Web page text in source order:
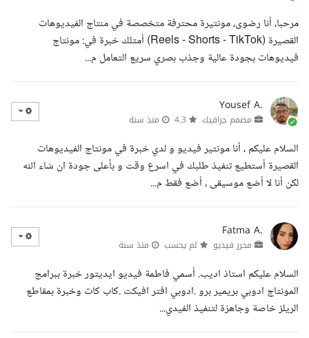
مرحبا، أنا رضوى، مونتيرة محترفة متخصصة في منتاج الفيديوهات
القصيرة (Reels - Shorts - TikTok) أمتلك خبرة في: مونتاج
فيديوهات بجودة عالية وجذب بصري سريع التعامل م...
Yousef A.
مصمم جرافيك منذ سنة
السلام عليكم ، أنا مونتير فيديو و لدي خبرة في مونتاج الفيديوهات
القصيرة أستطيع تنفيذ طلبك في اسرع وقت و بأعلى جودة ان شاء الله
لكن أنا لا أضع موسيقى ، أضع فقط م...
Fatma A.
محرر فيديو لم يحسب منذ سنة
السلام عليكم استاذ اديب. أسمي فاطمة فيديو ايديتور خبرة ببرامج
المونتاج ادوبي بريمير برو .ادوبي افتر افيكت .كاب كات وخبرة بمقاطع
الريلز خاصة وجاهزة لتنفيذ الفيدي...